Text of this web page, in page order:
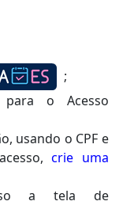
;
para o Acesso
usando o CPF e
crie uma
a tela de